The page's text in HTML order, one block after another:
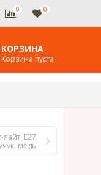
0 0
КОРЗИНА
Корзина пуста
лайт, Е27,
медь,